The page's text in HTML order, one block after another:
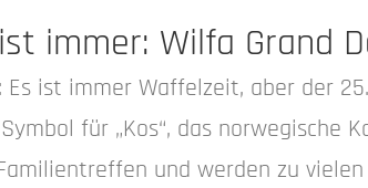
immer: Wilfa Grand
Es ist immer Waffelzeit, aber der
für „Kos“, das norwegische
und werden zu